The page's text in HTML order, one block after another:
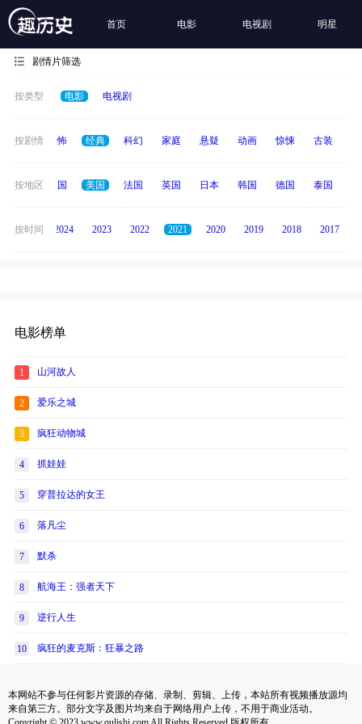
首页 电影 电视剧 明星
剧情片筛选
按类型 电影 电视剧
按剧情
冒险 恐怖 经典 科幻 家庭 悬疑 动画 惊悚 古装
按地区
全部 中国 美国 法国 英国 日本 韩国 德国 泰国
按时间
2025 2024 2023 2022 2021 2020 2019 2018 2017
电影榜单
1 山河故人
2 爱乐之城
3 疯狂动物城
4 抓娃娃
5 穿普拉达的女王
6 落凡尘
7 默杀
8 航海王：强者天下
9 逆行人生
10 疯狂的麦克斯：狂暴之路
本网站不参与任何影片资源的存储、录制、剪辑、上传，本站所有视频播放源均
来自第三方。部分文字及图片均来自于网络用户上传，不用于商业活动。